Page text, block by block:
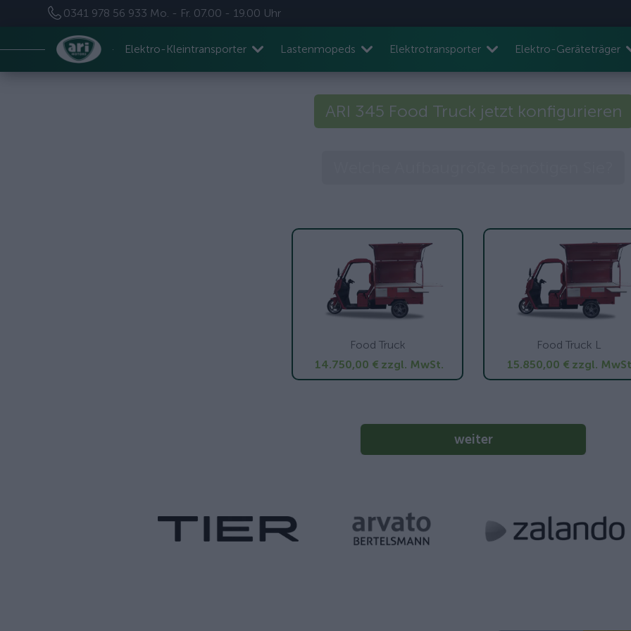
0341 978 56 933 Mo. - Fr. 07.00 - 19.00 Uhr
Elektro-Kleintransporter Lastenmopeds Elektrotransporter Elektro-Geräteträger
ARI 345 Food Truck jetzt konfigurieren
Food Truck
14.750,00 € zzgl. MwSt.
Food Truck L
15.850,00 € zzgl.
weiter